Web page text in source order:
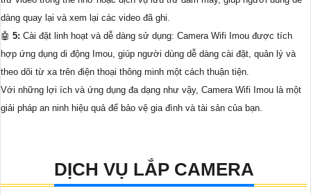
dàng quay lại và xem lại các video đã ghi.
🤖️ 5: Cài đặt linh hoạt và dễ dàng sử dụng: Camera Wifi Imou được tích
hợp ứng dụng di động Imou, giúp người dùng dễ dàng cài đặt, quản lý và
theo dõi từ xa trên điện thoại thông minh một cách thuận tiện.
Với những lợi ích và ứng dụng đa dạng như vậy, Camera Wifi Imou là một
giải pháp an ninh hiệu quả để bảo vệ gia đình và tài sản của bạn.
DỊCH VỤ LẮP CAMERA